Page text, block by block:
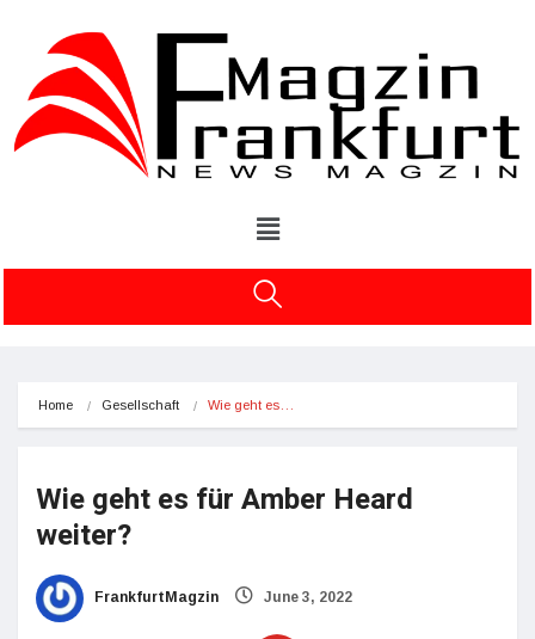
Home Gesellschaft Wie geht es…
Wie geht es für Amber Heard
weiter?
FrankfurtMagzin June 3, 2022